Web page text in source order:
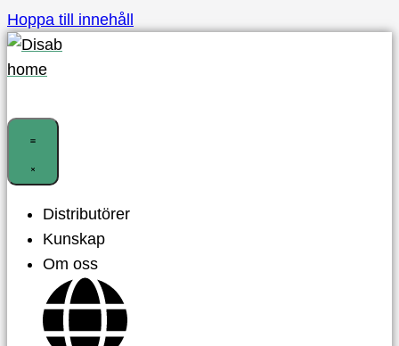
Hoppa till innehåll
Distributörer
Kunskap
Om oss